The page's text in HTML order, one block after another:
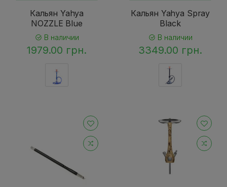
Кальян Yahya
NOZZLE Blue
В наличии
1979.00 грн.
Кальян Yahya Spray
Black
В наличии
3349.00 грн.